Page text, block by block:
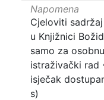
Napomena
Cjeloviti
u Knjižnici
samo za
istraživački rad
isječak
s)